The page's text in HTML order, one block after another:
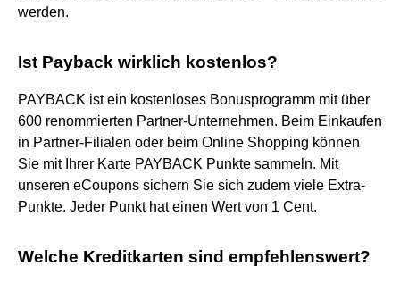
werden.
Ist Payback wirklich kostenlos?
PAYBACK ist ein kostenloses Bonusprogramm mit über
600 renommierten Partner-Unternehmen. Beim Einkaufen
in Partner-Filialen oder beim Online Shopping können
Sie mit Ihrer Karte PAYBACK Punkte sammeln. Mit
unseren eCoupons sichern Sie sich zudem viele Extra-
Punkte. Jeder Punkt hat einen Wert von 1 Cent.
Welche Kreditkarten sind empfehlenswert?